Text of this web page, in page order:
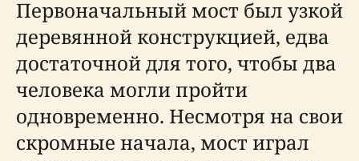
Первоначальный мост был узкой
деревянной конструкцией, едва
достаточной для того, чтобы два
человека могли пройти
одновременно. Несмотря на свои
скромные начала, мост играл